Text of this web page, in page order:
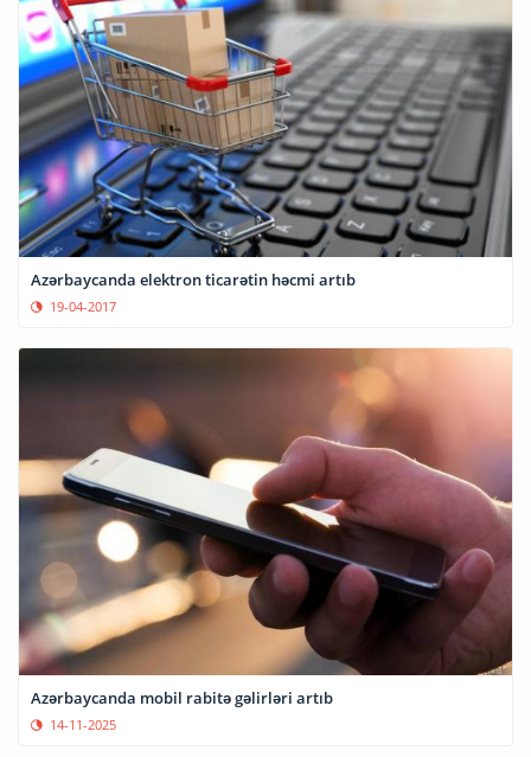
Azərbaycanda elektron ticarətin həcmi artıb
19-04-2017
Azərbaycanda mobil rabitə gəlirləri artıb
14-11-2025